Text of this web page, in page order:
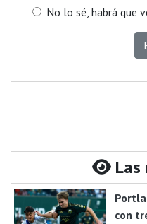
No lo sé, habrá que
Las
con